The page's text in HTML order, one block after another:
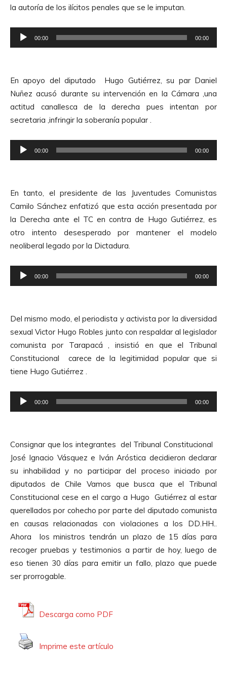
la autoría de los ilícitos penales que se le imputan.
e
o
d
u
c
t
e
A
u
d
i
00:00 00:00
En apoyo del diputado Hugo Gutiérrez, su par Daniel
Nuñez acusó durante su intervención en la Cámara ,una
actitud canallesca de la derecha pues intentan por
secretaria ,infringir la soberanía popular .
e
o
d
u
c
t
o
A
u
d
i
o
00:00 00:00
En tanto, el presidente de las Juventudes Comunistas
Camilo Sánchez enfatizó que esta acción presentada por
la Derecha ante el TC en contra de Hugo Gutiérrez, es
otro intento desesperado por mantener el modelo
neoliberal legado por la Dictadura.
e
o
d
u
c
t
o
A
u
d
i
o
00:00 00:00
Del mismo modo, el periodista y activista por la diversidad
sexual Victor Hugo Robles junto con respaldar al legislador
comunista por Tarapacá , insistió en que el Tribunal
Constitucional carece de la legitimidad popular que si
tiene Hugo Gutiérrez .
e
o
d
u
c
t
o
r
d
e
A
u
00:00 00:00
Consignar que los integrantes del Tribunal Constitucional
José Ignacio Vásquez e Iván Aróstica decidieron declarar
su inhabilidad y no participar del proceso iniciado por
diputados de Chile Vamos que busca que el Tribunal
Constitucional cese en el cargo a Hugo Gutiérrez al estar
querellados por cohecho por parte del diputado comunista
en causas relacionadas con violaciones a los DD.HH..
Ahora los ministros tendrán un plazo de 15 días para
recoger pruebas y testimonios a partir de hoy, luego de
eso tienen 30 días para emitir un fallo, plazo que puede
ser prorrogable.
Descarga como PDF
Imprime este artículo